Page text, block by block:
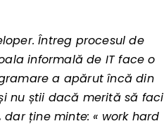
Întreg procesul de
informală de IT face o
a apărut încă din
nu știi dacă merită să faci
ține minte: « work hard